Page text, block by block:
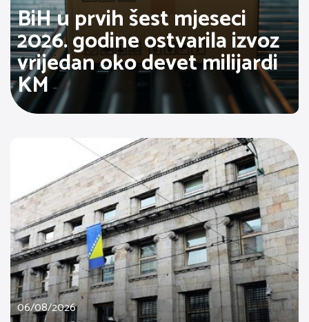
BiH u prvih šest mjeseci
2026. godine ostvarila izvoz
vrijedan oko devet milijardi
KM
06/08/2026